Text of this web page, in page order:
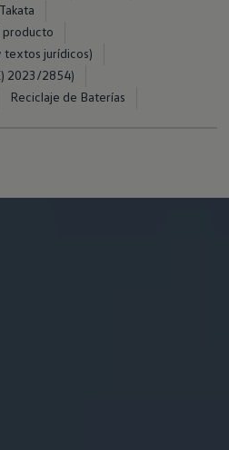
para eléctricos
carretera
profesionales
sustitución
producto
textos jurídicos)
2023/2854)
Reciclaje de Baterías